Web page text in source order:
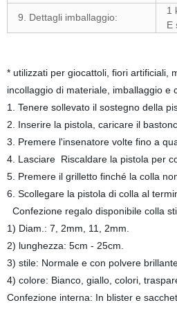
9. Dettagli imballaggio:
1
E
* utilizzati per giocattoli, fiori
incollaggio di materiale, imballaggio e
1. Tenere sollevato il sostegno della
2. Inserire la pistola, caricare il
3. Premere l'insenatore volte fino a
4. Lasciare Riscaldare la pistola per
5. Premere il grilletto finché la colla
6. Scollegare la pistola di colla al
Confezione regalo disponibile colla
1) Diam.: 7, 2mm, 11, 2mm.
2) lunghezza: 5cm - 25cm.
3) stile: Normale e con polvere
4) colore: Bianco, giallo, colori,
Confezione interna: In blister e